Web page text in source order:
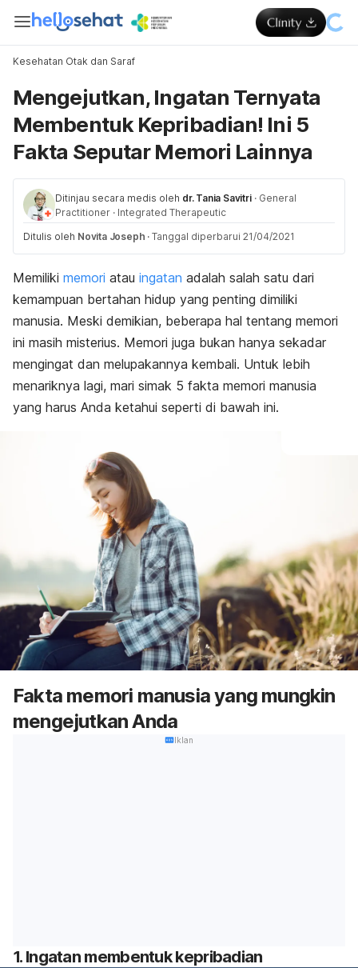
Kesehatan Otak dan Saraf
Mengejutkan, Ingatan Ternyata
Membentuk Kepribadian! Ini 5
Fakta Seputar Memori Lainnya
Ditinjau secara medis oleh dr. Tania Savitri · General
Practitioner · Integrated Therapeutic
Ditulis oleh Novita Joseph · Tanggal diperbarui 21/04/2021
Memiliki memori atau ingatan adalah salah satu dari
kemampuan bertahan hidup yang penting dimiliki
manusia. Meski demikian, beberapa hal tentang memori
ini masih misterius. Memori juga bukan hanya sekadar
mengingat dan melupakannya kembali. Untuk lebih
menariknya lagi, mari simak 5 fakta memori manusia
yang harus Anda ketahui seperti di bawah ini.
Fakta memori manusia yang mungkin
mengejutkan Anda
Iklan
1. Ingatan membentuk kepribadian